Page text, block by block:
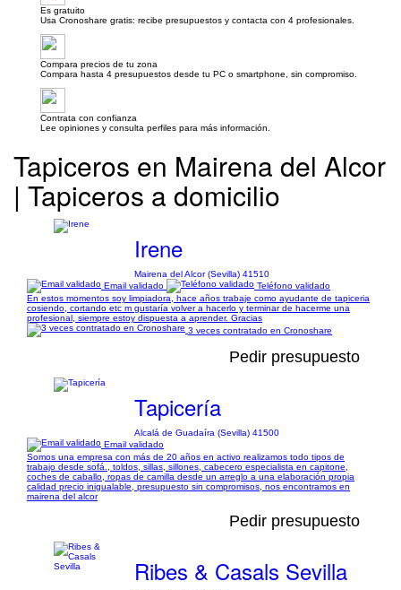
Es gratuito
Usa Cronoshare gratis: recibe presupuestos y contacta con 4 profesionales.
Compara precios de tu zona
Compara hasta 4 presupuestos desde tu PC o smartphone, sin compromiso.
Contrata con confianza
Lee opiniones y consulta perfiles para más información.
Tapiceros en Mairena del Alcor
| Tapiceros a domicilio
Irene
Mairena del Alcor (Sevilla) 41510
Email validado
Teléfono validado
En estos momentos soy limpiadora, hace años trabaje como ayudante de tapiceria
cosiendo, cortando etc m gustaría volver a hacerlo y terminar de hacerme una
profesional, siempre estoy dispuesta a aprender. Gracias
3 veces contratado en Cronoshare
Pedir presupuesto
Tapicería
Alcalá de Guadaíra (Sevilla) 41500
Email validado
Somos una empresa con más de 20 años en activo realizamos todo tipos de
trabajo desde sofá., toldos, sillas, sillones, cabecero especialista en capitone,
coches de caballo, ropas de camilla desde un arreglo a una elaboración propia
calidad precio inigualable, presupuesto sin compromisos, nos encontramos en
mairena del alcor
Pedir presupuesto
Ribes & Casals Sevilla